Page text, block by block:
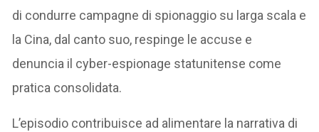
di condurre campagne di spionaggio su larga scala e
la Cina, dal canto suo, respinge le accuse e
denuncia il cyber-espionage statunitense come
pratica consolidata.
L’episodio contribuisce ad alimentare la narrativa di